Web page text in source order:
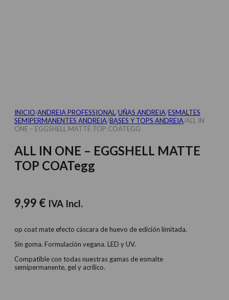
INICIO/ANDREIA PROFESSIONAL /UÑAS ANDREIA/ESMALTES
SEMIPERMANENTES ANDREIA/BASES Y‎ TOPS ANDREIA/ALL IN
ONE – EGGSHELL MATTE TOP COATEGG
ALL IN ONE – EGGSHELL MATTE
TOP COATegg
9,99 € IVA Incl.
op coat mate efecto cáscara de huevo de edición limitada.
Sin goma. Formulación vegana. LED y UV.
Compatible con todas nuestras gamas de esmalte
semipermanente, gel y acrílico.